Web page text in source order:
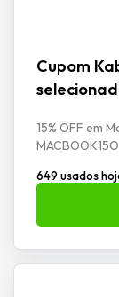
Cupom
15% OFF em
649 usados